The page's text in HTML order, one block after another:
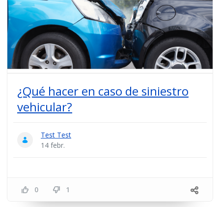
¿Qué hacer en caso de siniestro
vehicular?
Test Test
14 febr.
0 1